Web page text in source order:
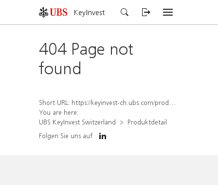
KeyInvest
404 Page not
found
Short URL: https://keyinvest-ch.ubs.com/produkt/detail/index/isin/CH1580500291
You are here:
UBS KeyInvest Switzerland
Produktdetail
Folgen Sie uns auf